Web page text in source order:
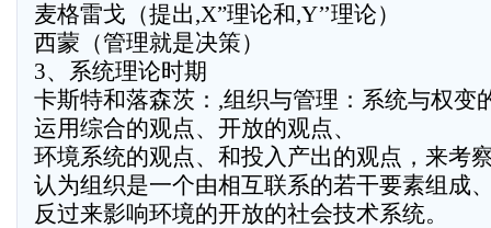
麦格雷戈（提出,X”理论和,Y’’理论）
西蒙（管理就是决策）
3、系统理论时期
卡斯特和落森茨：,组织与管理：系统与权变
运用综合的观点、开放的观点、
环境系统的观点、和投入产出的观点，来考
认为组织是一个由相互联系的若干要素组成
反过来影响环境的开放的社会技术系统。